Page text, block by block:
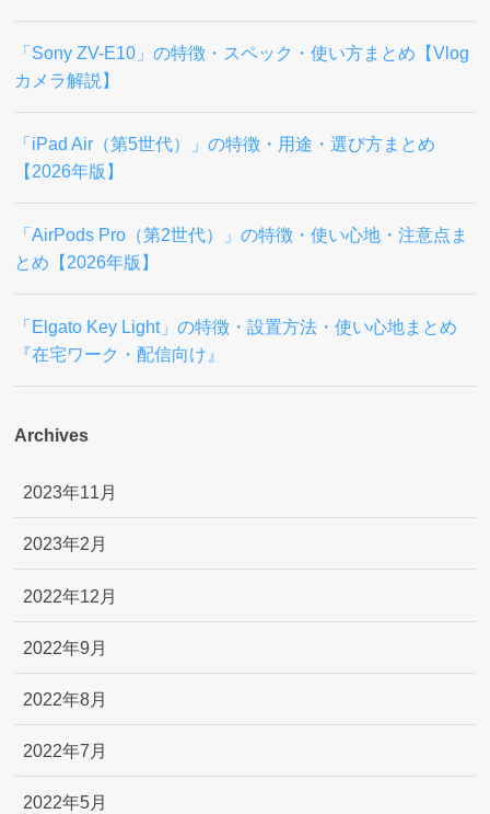
「Sony ZV-E10」の特徴・スペック・使い方まとめ【Vlog
カメラ解説】
「iPad Air（第5世代）」の特徴・用途・選び方まとめ
【2026年版】
「AirPods Pro（第2世代）」の特徴・使い心地・注意点ま
とめ【2026年版】
「Elgato Key Light」の特徴・設置方法・使い心地まとめ
『在宅ワーク・配信向け』
Archives
2023年11月
2023年2月
2022年12月
2022年9月
2022年8月
2022年7月
2022年5月